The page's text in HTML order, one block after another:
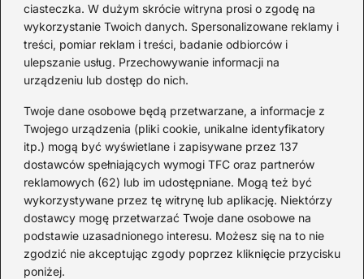
ciasteczka. W dużym skrócie witryna prosi o zgodę na
wykorzystanie Twoich danych. Spersonalizowane reklamy i
treści, pomiar reklam i treści, badanie odbiorców i
ulepszanie usług. Przechowywanie informacji na
urządzeniu lub dostęp do nich.
Twoje dane osobowe będą przetwarzane, a informacje z
Twojego urządzenia (pliki cookie, unikalne identyfikatory
itp.) mogą być wyświetlane i zapisywane przez 137
dostawców spełniających wymogi TFC oraz partnerów
reklamowych (62) lub im udostępniane. Mogą też być
wykorzystywane przez tę witrynę lub aplikację. Niektórzy
dostawcy mogę przetwarzać Twoje dane osobowe na
podstawie uzasadnionego interesu. Możesz się na to nie
zgodzić nie akceptując zgody poprzez kliknięcie przycisku
poniżej.
Gdzie zrobić kurs opiekunki dziecięcej i
zyskać pewność siebie — sprawdzone
kursy
2026-08-05